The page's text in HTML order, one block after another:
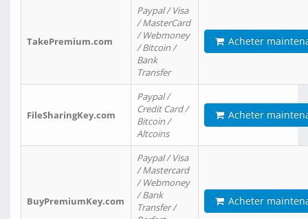
TakePremium.com
Paypal / Visa
/ MasterCard
/ Webmoney
/ Bitcoin /
Bank
Transfer
Acheter
FileSharingKey.com
Paypal /
Credit Card /
Bitcoin /
Altcoins
Acheter
BuyPremiumKey.com
Paypal / Visa
/ Mastercard
/ Webmoney
/ Bank
Transfer /
Acheter